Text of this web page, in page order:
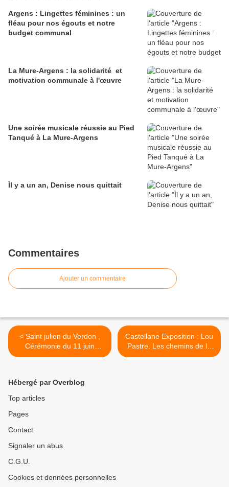
Argens : Lingettes féminines : un
fléau pour nos égouts et notre
budget communal
La Mure-Argens : la solidarité et
motivation communale à l'œuvre
Une soirée musicale réussie au Pied
Tanqué à La Mure-Argens
Ìl y a un an, Denise nous quittait
Commentaires
Ajouter un commentaire
< Saint julien du Verdon ,
Cérémonie du 11 juin
(vidéo )
Castellane Exposition : Lou
Pastre. Les chemins de la
transhumance Emmanuel
Hébergé par Overblog
Top articles
Pages
Contact
Signaler un abus
C.G.U.
Cookies et données personnelles